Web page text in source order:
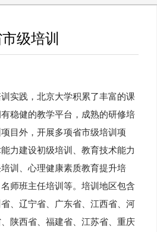
级培训
实践，北京大学积累了丰富的课
稳健的教学平台，成熟的研修培
目外，开展多项省市级培训项
力建设初级培训、教育技术能力
训、心理健康素质教育提升培
师班主任培训等。培训地区包含
、辽宁省、广东省、江西省、河
陕西省、福建省、江苏省、重庆